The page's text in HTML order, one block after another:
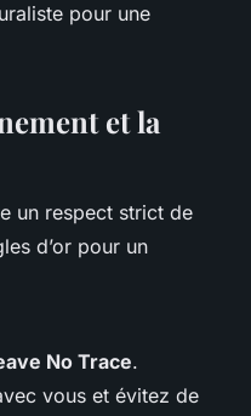
pour une
et la
un respect strict de
d’or pour un
No Trace.
vous et évitez de